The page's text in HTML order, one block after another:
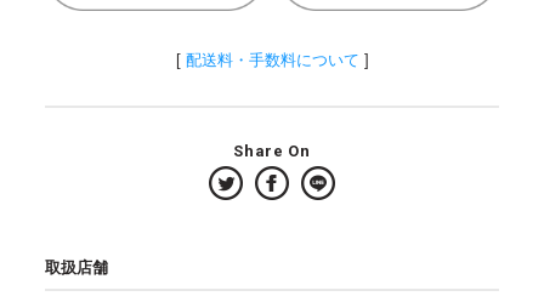
[ 配送料・手数料について ]
Share On
取扱店舗